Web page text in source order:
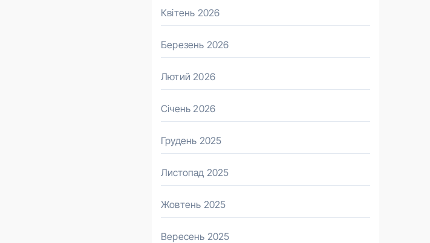
Квітень 2026
Березень 2026
Лютий 2026
Січень 2026
Грудень 2025
Листопад 2025
Жовтень 2025
Вересень 2025